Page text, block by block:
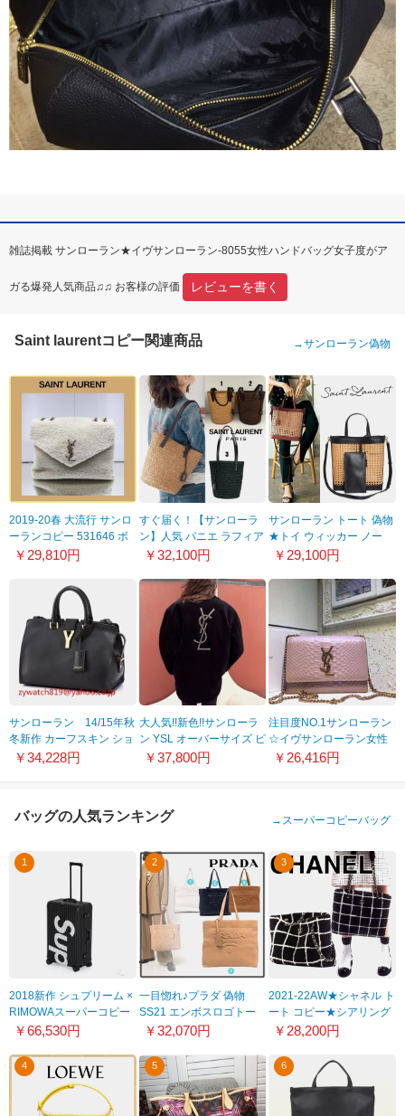
雑誌掲載 サンローラン★イヴサンローラン-8055女性ハンドバッグ女子度がア
ガる爆発人気商品♫♫ お客様の評価 レビューを書く
Saint laurentコピー関連商品 →サンローラン偽物
2019-20春 大流行 サンロ
ーランコピー 531646 ボ
ア Ivory モコモコバッグ
￥29,810円
すぐ届く！【サンローラ
ン】人気 パニエ ラフィア
トートバッグ 偽物
￥32,100円
サンローラン トート 偽物
★トイ ウィッカー ノー
ス/サウス トート
￥29,100円
サンローラン 14/15年秋
冬新作 カーフスキン ショ
ルダー付 ハンドバッグ
￥34,228円
大人気!!新色!!サンローラ
ン YSL オーバーサイズ ピ
ーコート 偽物
￥37,800円
注目度NO.1サンローラン
☆イヴサンローラン女性
ショルダーバッグ今から
￥26,416円
バッグの人気ランキング → スーパーコピーバッグ
1
2018新作 シュプリーム ×
RIMOWAスーパーコピー
トパーズ 4輪 82L マルチ
8041204
￥66,530円
2
一目惚れ♪プラダ 偽物
SS21 エンボスロゴトー
ン ショッピングトートバ
￥32,070円
3
2021-22AW★シャネル ト
ート コピー★シアリング
ラムスキンショッピング
NF024
￥28,200円
4 5 6